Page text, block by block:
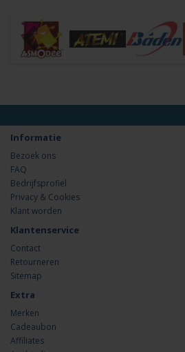
Informatie
Bezoek ons
FAQ
Bedrijfsprofiel
Privacy & Cookies
Klant worden
Klantenservice
Contact
Retourneren
Sitemap
Extra
Merken
Cadeaubon
Affiliates